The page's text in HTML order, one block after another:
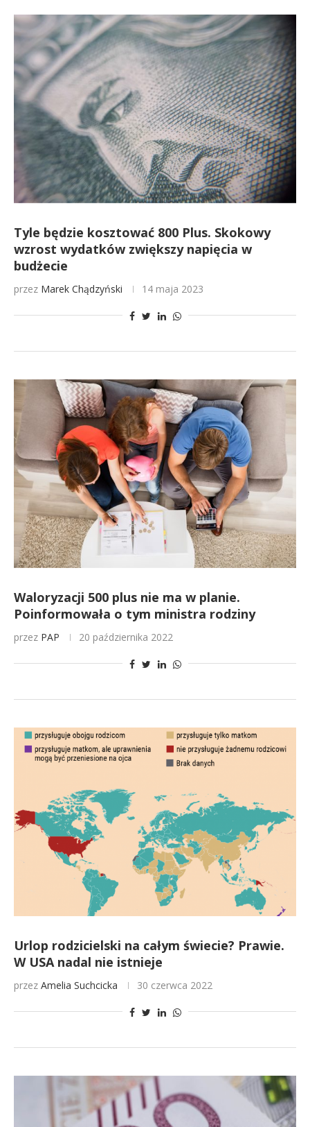
Tyle będzie kosztować 800 Plus. Skokowy
wzrost wydatków zwiększy napięcia w
budżecie
przez Marek Chądzyński 14 maja 2023
Waloryzacji 500 plus nie ma w planie.
Poinformowała o tym ministra rodziny
przez PAP 20 października 2022
Urlop rodzicielski na całym świecie? Prawie.
W USA nadal nie istnieje
przez Amelia Suchcicka 30 czerwca 2022